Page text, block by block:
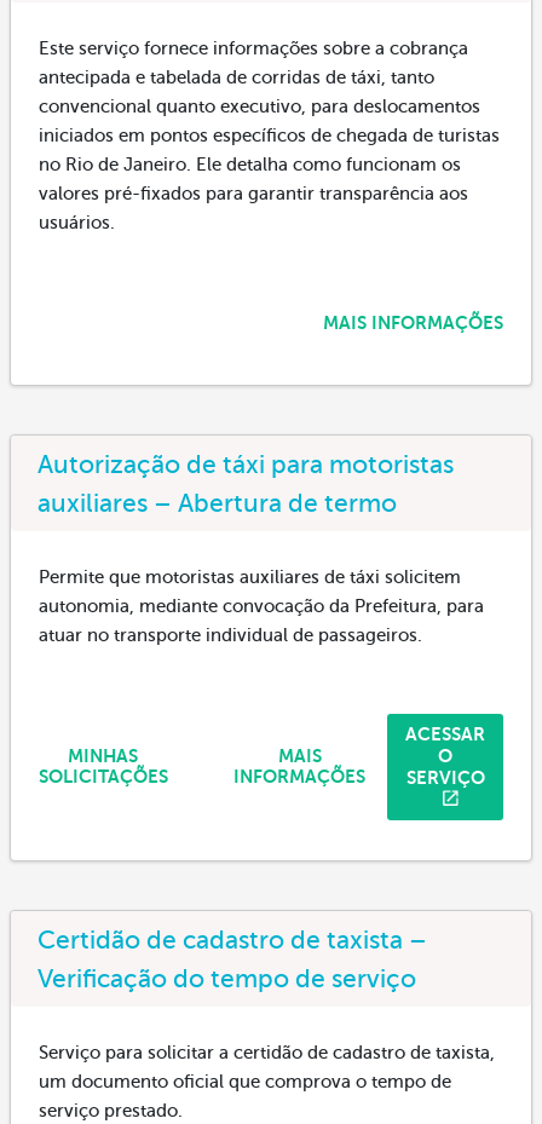
Este serviço fornece informações sobre a cobrança
antecipada e tabelada de corridas de táxi, tanto
convencional quanto executivo, para deslocamentos
iniciados em pontos específicos de chegada de turistas
no Rio de Janeiro. Ele detalha como funcionam os
valores pré-fixados para garantir transparência aos
usuários.
MAIS INFORMAÇÕES
Autorização de táxi para motoristas
auxiliares – Abertura de termo
Permite que motoristas auxiliares de táxi solicitem
autonomia, mediante convocação da Prefeitura, para
atuar no transporte individual de passageiros.
ACESSAR
O
SERVIÇO
MAIS
INFORMAÇÕES
MINHAS
SOLICITAÇÕES
Certidão de cadastro de taxista –
Verificação do tempo de serviço
Serviço para solicitar a certidão de cadastro de taxista,
um documento oficial que comprova o tempo de
serviço prestado.